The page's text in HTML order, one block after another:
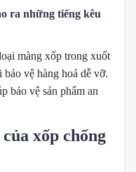
ra những tiếng kêu
màng xốp trong xuốt
vệ hàng hoá dễ vỡ.
bảo vệ sản phẩm an
xốp chống